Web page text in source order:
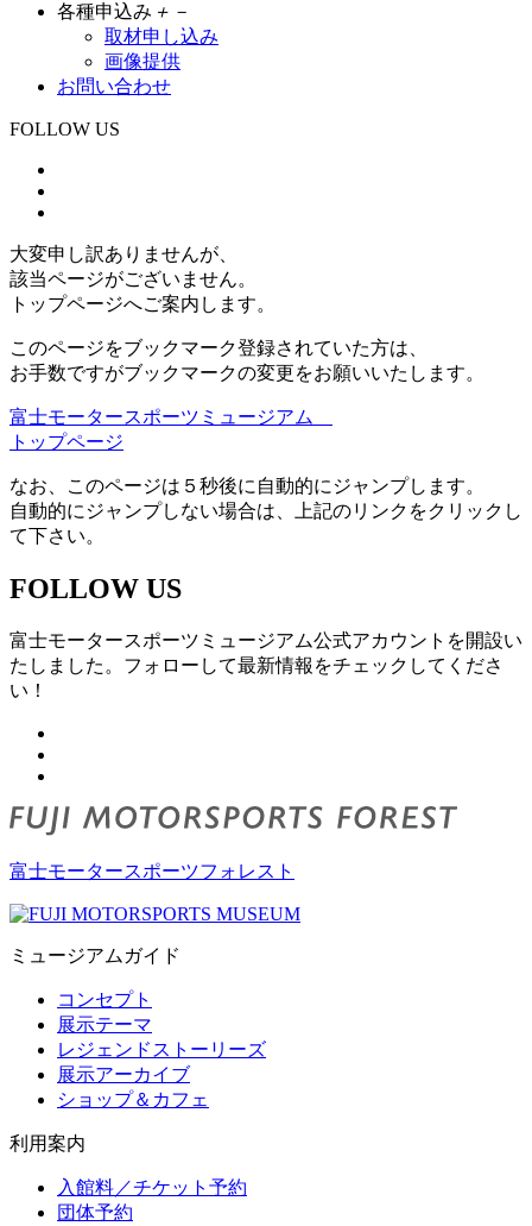
各種申込み ＋ －
取材申し込み
画像提供
お問い合わせ
FOLLOW US
大変申し訳ありませんが、
該当ページがございません。
トップページへご案内します。
このページをブックマーク登録されていた方は、
お手数ですがブックマークの変更をお願いいたします。
富士モータースポーツミュージアム
トップページ
なお、このページは５秒後に自動的にジャンプします。
自動的にジャンプしない場合は、上記のリンクをクリックし
て下さい。
FOLLOW US
富士モータースポーツミュージアム公式アカウントを開設い
たしました。フォローして最新情報をチェックしてくださ
い！
富士モータースポーツフォレスト
ミュージアムガイド
コンセプト
展示テーマ
レジェンドストーリーズ
展示アーカイブ
ショップ＆カフェ
利用案内
入館料／チケット予約
団体予約